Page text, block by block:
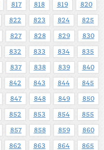
817 818 819 820
822 823 824 825
827 828 829 830
832 833 834 835
837 838 839 840
842 843 844 845
847 848 849 850
852 853 854 855
857 858 859 860
862 863 864 865